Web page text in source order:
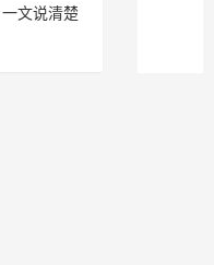
文说清楚